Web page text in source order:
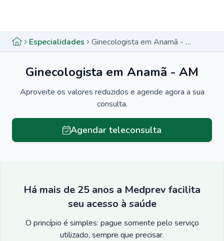
Especialidades Ginecologista em Anamã - AM
Ginecologista em Anamã - AM
Aproveite os valores reduzidos e agende agora a sua
consulta.
Agendar teleconsulta
Há mais de 25 anos a Medprev facilita
seu acesso à saúde
O princípio é simples: pague somente pelo serviço
utilizado, sempre que precisar.